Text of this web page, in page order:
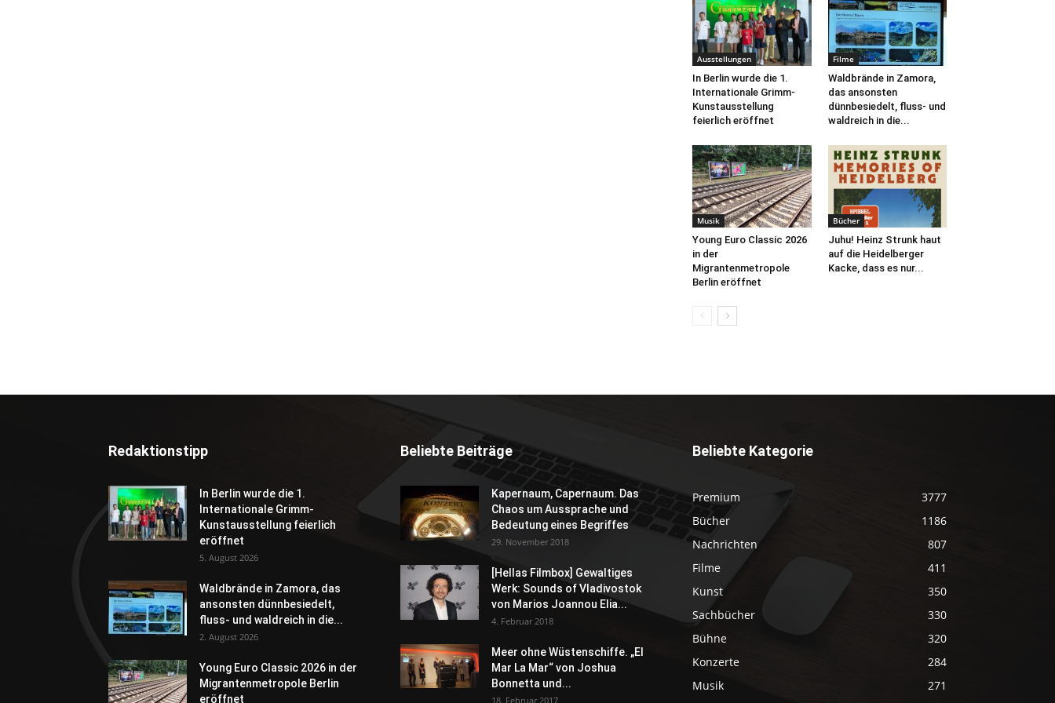
Ausstellungen
In Berlin wurde die 1.
Internationale Grimm-
Kunstausstellung
feierlich eröffnet
Filme
Waldbrände in Zamora,
das ansonsten
dünnbesiedelt, fluss- und
waldreich in die...
Musik
Young Euro Classic 2026
in der
Migrantenmetropole
Berlin eröffnet
Bücher
Juhu! Heinz Strunk haut
auf die Heidelberger
Kacke, dass es nur...
Redaktionstipp
In Berlin wurde die 1.
Internationale Grimm-
Kunstausstellung feierlich
eröffnet
5. August 2026
Waldbrände in Zamora, das
ansonsten dünnbesiedelt,
fluss- und waldreich in die...
2. August 2026
Young Euro Classic 2026 in der
Migrantenmetropole Berlin
eröffnet
Beliebte Beiträge
Kapernaum, Capernaum. Das
Chaos um Aussprache und
Bedeutung eines Begriffes
29. November 2018
[Hellas Filmbox] Gewaltiges
Werk: Sounds of Vladivostok
von Marios Joannou Elia...
4. Februar 2018
Meer ohne Wüstenschiffe. „El
Mar La Mar“ von Joshua
Bonnetta und...
18. Februar 2017
Beliebte Kategorie
Premium
3777
Bücher
1186
Nachrichten
807
Filme
411
Kunst
350
Sachbücher
330
Bühne
320
Konzerte
284
Musik
271